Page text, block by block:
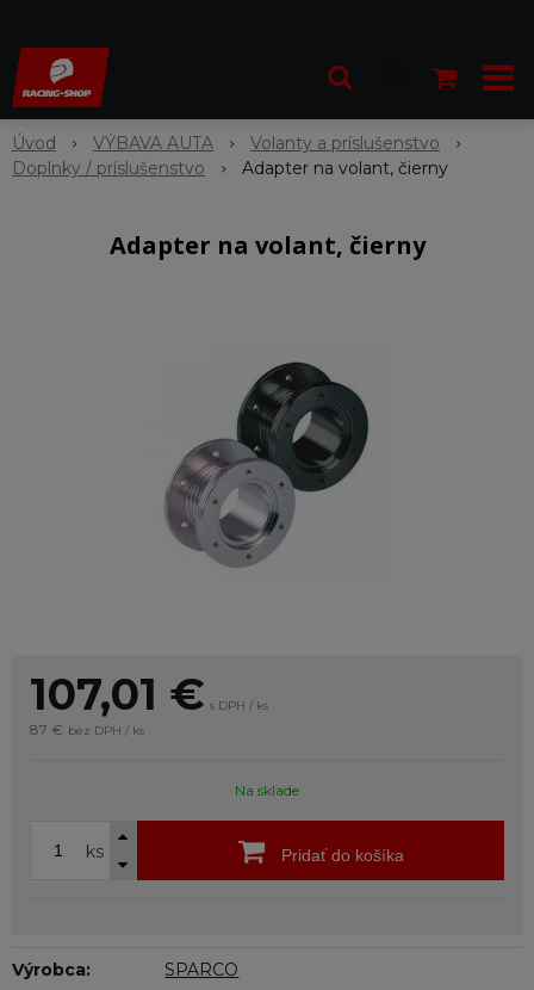
Úvod VÝBAVA AUTA
Volanty a príslušenstvo
Doplnky / príslušenstvo
Adapter na volant, čierny
Adapter na volant, čierny
107,01 € s DPH / ks
87 € bez DPH / ks
Na sklade
ks Pridať do košíka
Výrobca: SPARCO